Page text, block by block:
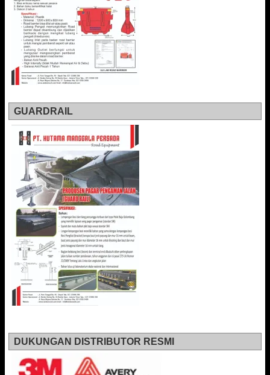
GUARDRAIL
DUKUNGAN DISTRIBUTOR RESMI